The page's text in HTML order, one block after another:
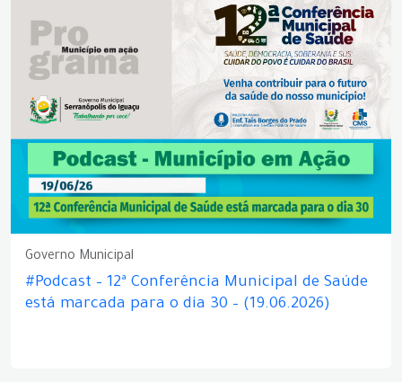
Governo Municipal
#Podcast – 12ª Conferência Municipal de Saúde
está marcada para o dia 30 – (19.06.2026)